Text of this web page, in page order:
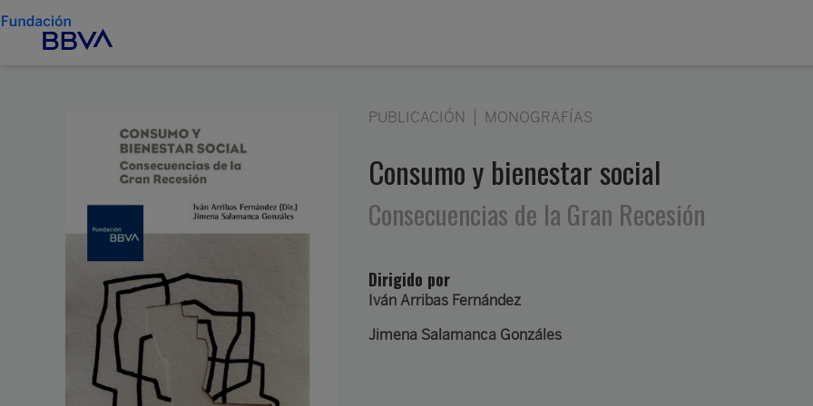
PUBLICACIÓN MONOGRAFÍAS
Consumo y bienestar social
Consecuencias de la Gran Recesión
Dirigido por
Iván Arribas Fernández
Jimena Salamanca Gonzáles